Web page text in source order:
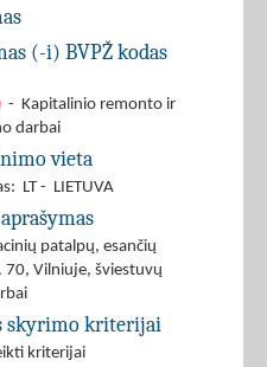
(-i) BVPŽ kodas
- Kapitalinio remonto ir
darbai
vieta
LT - LIETUVA
patalpų, esančių
70, Vilniuje, šviestuvų
skyrimo kriterijai
kriterijai